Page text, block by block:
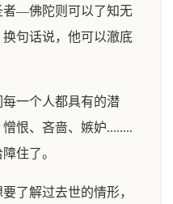
者—佛陀则可以了知无
句话说，他可以澈底
一个人都具有的潜
恨、吝啬、嫉妒........
住了。
了解过去世的情形，